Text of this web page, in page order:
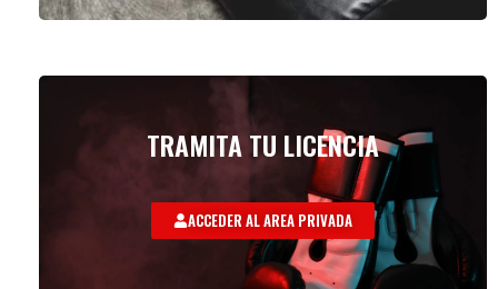
TRAMITA TU LICENCIA
ACCEDER AL AREA PRIVADA